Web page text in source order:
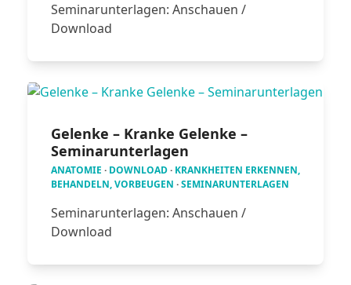
Seminarunterlagen: Anschauen /
Download
Gelenke – Kranke Gelenke –
Seminarunterlagen
ANATOMIE · DOWNLOAD· KRANKHEITEN ERKENNEN,
BEHANDELN, VORBEUGEN ·SEMINARUNTERLAGEN
Seminarunterlagen: Anschauen /
Download